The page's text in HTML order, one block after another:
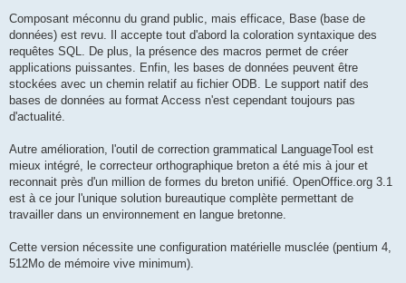
Composant méconnu du grand public, mais efficace, Base (base de
données) est revu. Il accepte tout d'abord la coloration syntaxique des
requêtes SQL. De plus, la présence des macros permet de créer
applications puissantes. Enfin, les bases de données peuvent être
stockées avec un chemin relatif au fichier ODB. Le support natif des
bases de données au format Access n'est cependant toujours pas
d'actualité.
Autre amélioration, l'outil de correction grammatical LanguageTool est
mieux intégré, le correcteur orthographique breton a été mis à jour et
reconnait près d'un million de formes du breton unifié. OpenOffice.org 3.1
est à ce jour l'unique solution bureautique complète permettant de
travailler dans un environnement en langue bretonne.
Cette version nécessite une configuration matérielle musclée (pentium 4,
512Mo de mémoire vive minimum).